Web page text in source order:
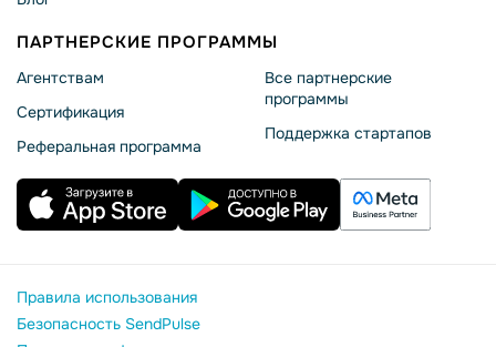
ПАРТНЕРСКИЕ ПРОГРАММЫ
Агентствам
Сертификация
Реферальная программа
Все партнерские
программы
Поддержка стартапов
Правила использования
Безопасность SendPulse